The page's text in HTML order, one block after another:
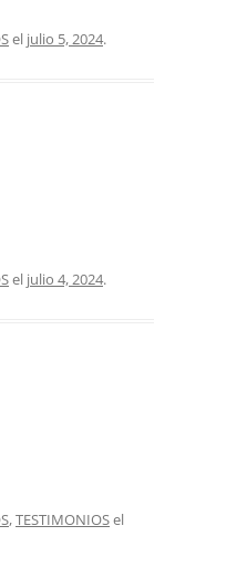
el julio 5, 2024.
el julio 4, 2024.
,TESTIMONIOSel